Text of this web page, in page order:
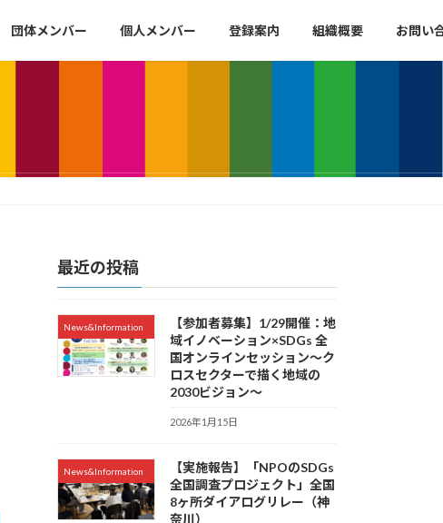
団体メンバー 個人メンバー 登録案内 組織概要 お問い
最近の投稿
News&Information
【参加者募集】1/29開催：地
域イノベーション×SDGs 全
国オンラインセッション〜ク
ロスセクターで描く地域の
2030ビジョン〜
2026年1月15日
News&Information
【実施報告】「NPOのSDGs
全国調査プロジェクト」全国
8ヶ所ダイアログリレー（神
奈川）